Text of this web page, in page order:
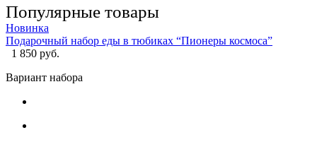
Популярные товары
Новинка
Подарочный набор еды в тюбиках “Пионеры космоса”
1 850 руб.
Вариант набора